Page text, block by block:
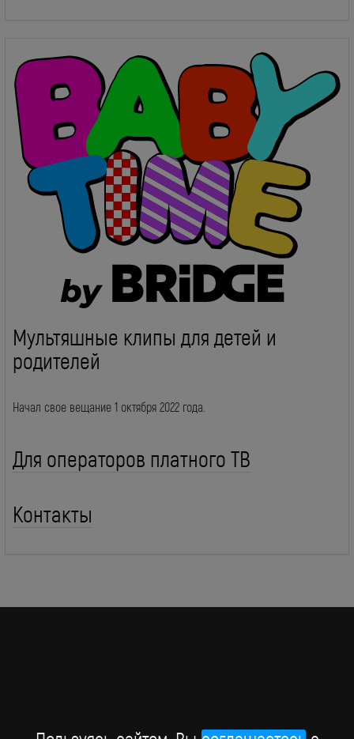
Мультяшные клипы для детей и
родителей
Начал свое вещание 1 октября 2022 года.
Для операторов платного ТВ
Контакты